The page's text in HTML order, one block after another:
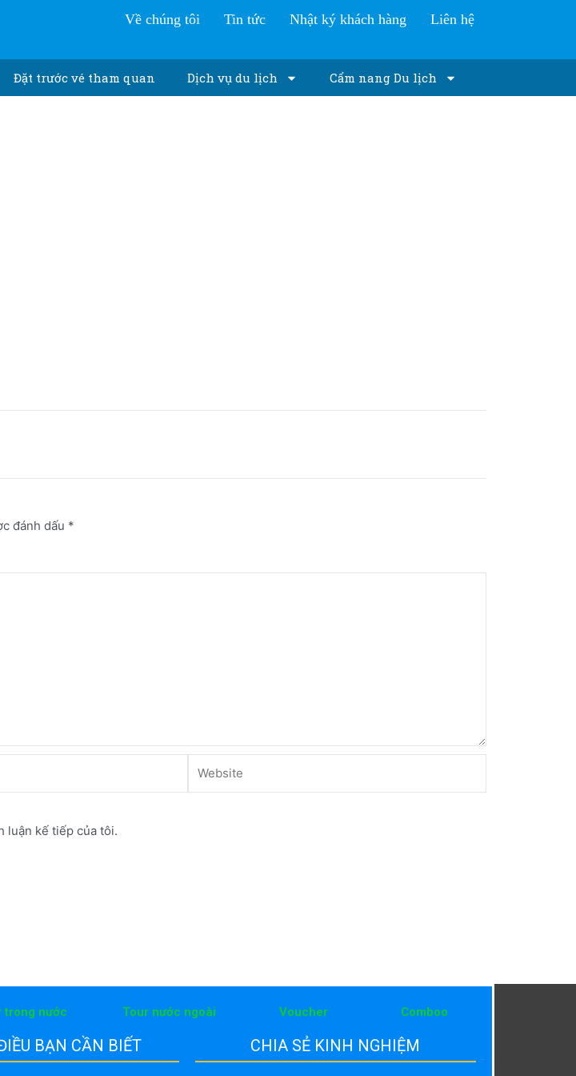
Về chúng tôi Tin tức Nhật ký khách hàng Liên hệ
Đặt trước vé tham quan Dịch vụ du lịch Cẩm nang Du lịch
đánh dấu *
luận kế tiếp của tôi.
trong nước Tour nước ngoài Voucher Comboo
BẠN CẦN BIẾT CHIA SẺ KINH NGHIỆM